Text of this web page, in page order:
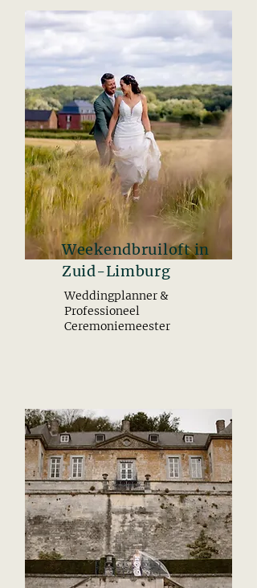
Weekendbruiloft in
Zuid-Limburg
Weddingplanner &
Professioneel
Ceremoniemeester